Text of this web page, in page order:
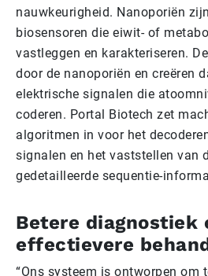
nauwkeurigheid. Nanoporiën
biosensoren die eiwit- of
vastleggen en karakteriseren.
door de nanoporiën en creëren
elektrische signalen die
coderen. Portal Biotech zet
algoritmen in voor het
signalen en het vaststellen van
gedetailleerde sequentie-
Betere diagnostiek
effectievere
“Ons systeem is ontworpen om